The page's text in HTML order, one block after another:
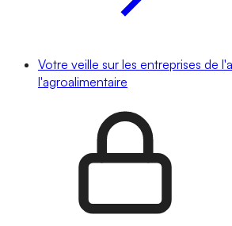
Votre veille sur les entreprises de
l'agroalimentaire